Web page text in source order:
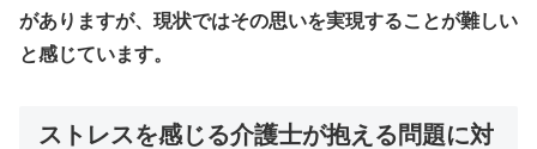
がありますが、現状ではその思いを実現することが難しい
と感じています。
ストレスを感じる介護士が抱える問題に対